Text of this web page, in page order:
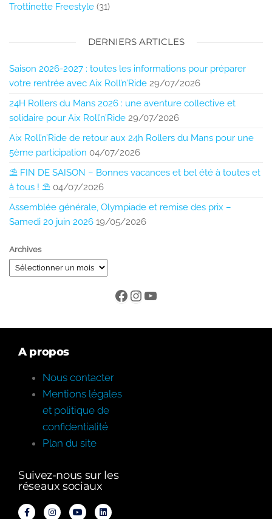
Trottinette Freestyle (31)
DERNIERS ARTICLES
Saison 2026-2027 : toutes les informations pour préparer
votre rentrée avec Aix Roll’n’Ride 29/07/2026
24H Rollers du Mans 2026 : une aventure collective et
solidaire pour Aix Roll’n’Ride 29/07/2026
Aix Roll’n’Ride de retour aux 24h Rollers du Mans pour une
5ème participation 04/07/2026
⛱️ FIN DE SAISON – Bonnes vacances et bel été à toutes et
à tous ! ⛱️ 04/07/2026
Assemblée générale, Olympiade et remise des prix –
Samedi 20 juin 2026 19/05/2026
Archives
A propos
Nous contacter
Mentions légales
et politique de
confidentialité
Plan du site
Suivez-nous sur les
réseaux sociaux